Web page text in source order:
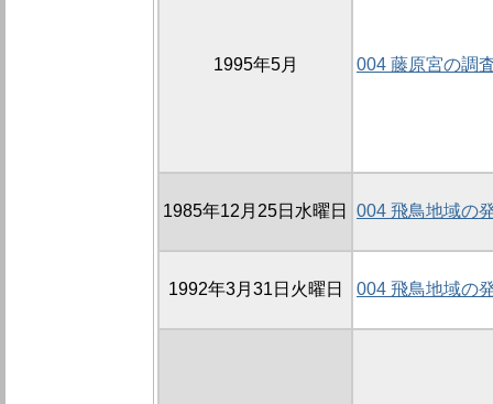
1995年5月 004 藤原宮の調
1985年12月25日水曜日 004 飛鳥地域の
1992年3月31日火曜日 004 飛鳥地域の